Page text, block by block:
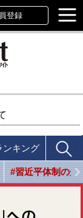
登録
ンキング
#習近平体制の光